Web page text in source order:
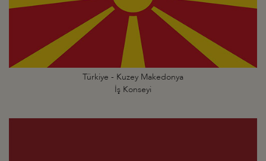
Türkiye - Kuzey Makedonya
İş Konseyi